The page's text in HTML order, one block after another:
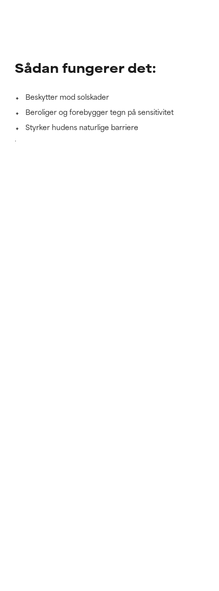
Sådan fungerer det:
Beskytter mod solskader
Beroliger og forebygger tegn på sensitivitet
Styrker hudens naturlige barriere
Lær mere